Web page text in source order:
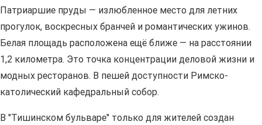
Патриаршие пруды — излюбленное место для летних
прогулок, воскресных бранчей и романтических ужинов.
Белая площадь расположена ещё ближе — на расстоянии
1,2 километра. Это точка концентрации деловой жизни и
модных ресторанов. В пешей доступности Римско-
католический кафедральный собор.
В "Тишинском бульваре" только для жителей создан